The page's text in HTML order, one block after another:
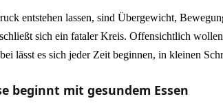
entstehen lassen, sind Übergewicht,
sich ein fataler Kreis. Offensichtlich
lässt es sich jeder Zeit beginnen, in kleinen
beginnt mit gesundem Essen